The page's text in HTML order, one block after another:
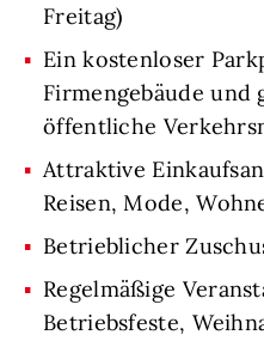
Freitag)
Ein kostenloser
Firmengebäude und
öffentliche
Attraktive
Reisen, Mode,
Betrieblicher
Regelmäßige
Betriebsfeste,